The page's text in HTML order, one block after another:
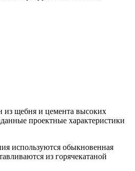
из щебня и цемента высоких
проектные характеристики
используются обыкновенная
из горячекатаной